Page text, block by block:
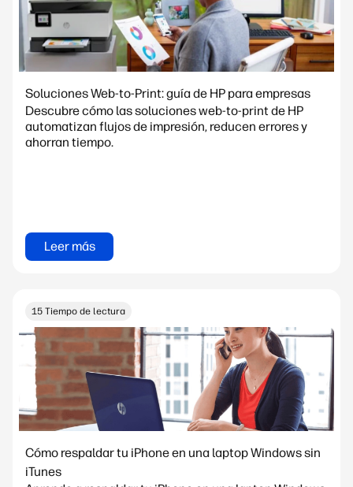
Soluciones Web-to-Print: guía de HP para empresas
Descubre cómo las soluciones web-to-print de HP
automatizan flujos de impresión, reducen errores y
ahorran tiempo.
Leer más
15 Tiempo de lectura
Cómo respaldar tu iPhone en una laptop Windows sin
iTunes